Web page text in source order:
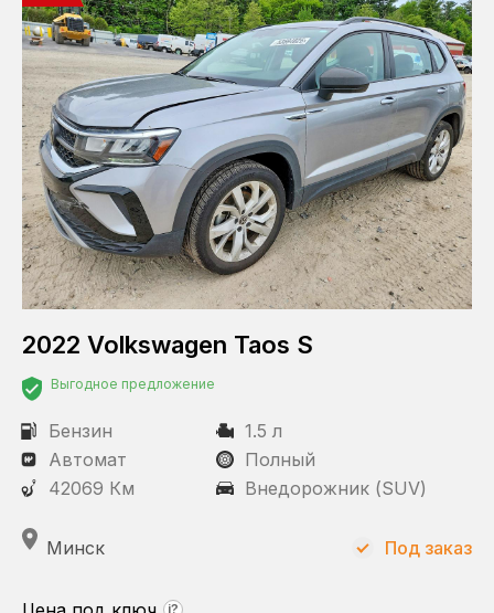
2022 Volkswagen Taos S
Выгодное предложение
Бензин
1.5 л
Автомат
Полный
42069 Км
Внедорожник (SUV)
Минск
?
Под заказ